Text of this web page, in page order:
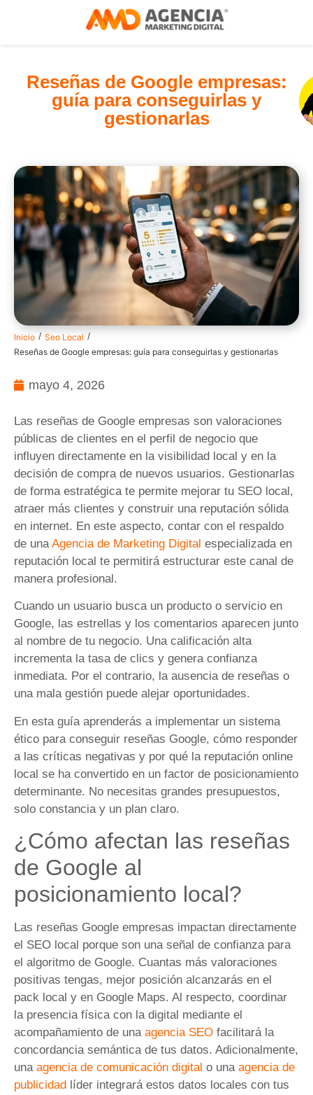
Reseñas de Google empresas:
guía para conseguirlas y
gestionarlas
Inicio / Seo Local /
Reseñas de Google empresas: guía para conseguirlas y gestionarlas
mayo 4, 2026
Las reseñas de Google empresas son valoraciones
públicas de clientes en el perfil de negocio que
influyen directamente en la visibilidad local y en la
decisión de compra de nuevos usuarios. Gestionarlas
de forma estratégica te permite mejorar tu SEO local,
atraer más clientes y construir una reputación sólida
en internet. En este aspecto, contar con el respaldo
de unaAgencia de Marketing Digital especializada en
reputación local te permitirá estructurar este canal de
manera profesional.
Cuando un usuario busca un producto o servicio en
Google, las estrellas y los comentarios aparecen junto
al nombre de tu negocio. Una calificación alta
incrementa la tasa de clics y genera confianza
inmediata. Por el contrario, la ausencia de reseñas o
una mala gestión puede alejar oportunidades.
En esta guía aprenderás a implementar un sistema
ético para conseguir reseñas Google, cómo responder
a las críticas negativas y por qué la reputación online
local se ha convertido en un factor de posicionamiento
determinante. No necesitas grandes presupuestos,
solo constancia y un plan claro.
¿Cómo afectan las reseñas
de Google al
posicionamiento local?
Las reseñas Google empresas impactan directamente
el SEO local porque son una señal de confianza para
el algoritmo de Google. Cuantas más valoraciones
positivas tengas, mejor posición alcanzarás en el
pack local y en Google Maps. Al respecto, coordinar
la presencia física con la digital mediante el
acompañamiento de una agencia SEO facilitará la
concordancia semántica de tus datos. Adicionalmente,
una agencia de comunicación digital o una agencia de
publicidad líder integrará estos datos locales con tus